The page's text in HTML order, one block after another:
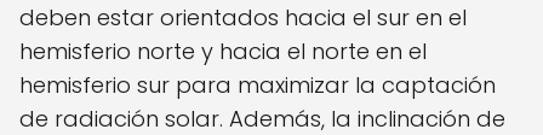
deben estar orientados hacia el sur en el
hemisferio norte y hacia el norte en el
hemisferio sur para maximizar la captación
de radiación solar. Además, la inclinación de